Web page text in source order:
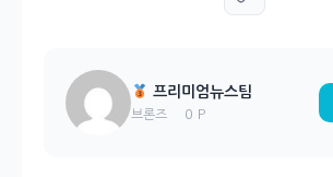
프리미엄뉴스팀
브론즈 0 P